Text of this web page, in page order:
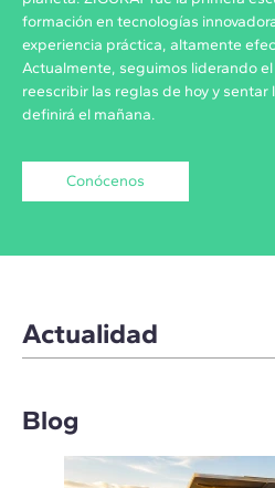
formación en tecnologías
experiencia práctica, altamente
Actualmente, seguimos liderando
reescribir las reglas de hoy y
definirá el mañana.
Conócenos
Actualidad
Blog